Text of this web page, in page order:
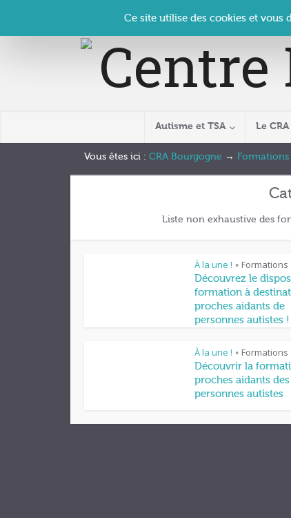
Contact Se connecter | CRA
Autisme et TSA Le
Vous êtes ici : CRA Bourgogne → Formations
Liste non exhaustive des
À la une ! • Formations
Découvrez le
formation à
proches aidants de
personnes autistes !
À la une ! • Formations
Découvrir la
proches aidants des
personnes autistes
Ce site utilise des cookies et vous